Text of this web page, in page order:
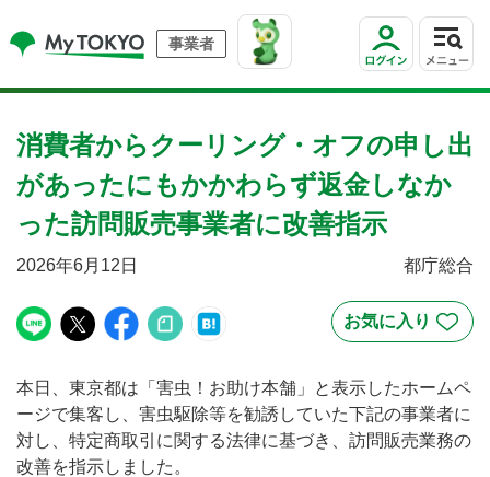
事業者
消費者からクーリング・オフの申し出
があったにもかかわらず返金しなか
った訪問販売事業者に改善指示
2026年6月12日 都庁総合
本日、東京都は「害虫！お助け本舗」と表示したホームペ
ージで集客し、害虫駆除等を勧誘していた下記の事業者に
対し、特定商取引に関する法律に基づき、訪問販売業務の
改善を指示しました。